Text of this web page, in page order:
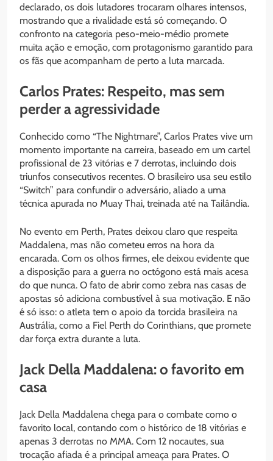
declarado, os dois lutadores trocaram olhares intensos,
mostrando que a rivalidade está só começando. O
confronto na categoria peso-meio-médio promete
muita ação e emoção, com protagonismo garantido para
os fãs que acompanham de perto a luta marcada.
Carlos Prates: Respeito, mas sem
perder a agressividade
Conhecido como “The Nightmare”, Carlos Prates vive um
momento importante na carreira, baseado em um cartel
profissional de 23 vitórias e 7 derrotas, incluindo dois
triunfos consecutivos recentes. O brasileiro usa seu estilo
“Switch” para confundir o adversário, aliado a uma
técnica apurada no Muay Thai, treinada até na Tailândia.
No evento em Perth, Prates deixou claro que respeita
Maddalena, mas não cometeu erros na hora da
encarada. Com os olhos firmes, ele deixou evidente que
a disposição para a guerra no octógono está mais acesa
do que nunca. O fato de abrir como zebra nas casas de
apostas só adiciona combustível à sua motivação. E não
é só isso: o atleta tem o apoio da torcida brasileira na
Austrália, como a Fiel Perth do Corinthians, que promete
dar força extra durante a luta.
Jack Della Maddalena: o favorito em
casa
Jack Della Maddalena chega para o combate como o
favorito local, contando com o histórico de 18 vitórias e
apenas 3 derrotas no MMA. Com 12 nocautes, sua
trocação afiada é a principal ameaça para Prates. O